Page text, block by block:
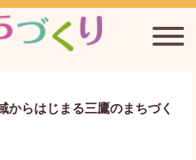
周辺のまちづくりを考える会
らはじまる三鷹のまちづく